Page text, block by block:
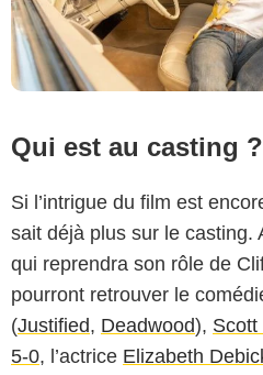
Qui est au casting ?
Si l’intrigue du film est
sait déjà plus sur le casting.
qui reprendra son rôle de
pourront retrouver le
(Justified, Deadwood), Scott
5-0, l’actrice Elizabeth